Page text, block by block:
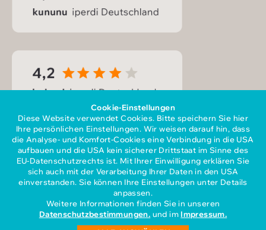
Cookie-Einstellungen
Diese Website verwendet Cookies. Bitte speichern Sie hier
Ihre persönlichen Einstellungen. Wir weisen darauf hin, dass
die Analyse- und Komfort-Cookies eine Verbindung in die USA
aufbauen und die USA kein sicherer Drittstaat im Sinne des
EU-Datenschutzrechts ist. Mit Ihrer Einwilligung erklären Sie
sich auch mit der Verarbeitung Ihrer Daten in den USA
einverstanden. Sie können Ihre Einstellungen unter Details
anpassen.
Weitere Informationen finden Sie in unseren
Datenschutzbestimmungen. und im Impressum.
Mitglied im Gesamtverband
der Personaldienstleister e.V.